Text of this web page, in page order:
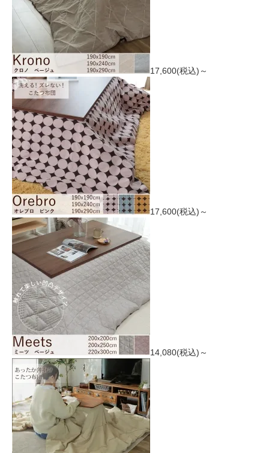
17,600(税込)～
17,600(税込)～
14,080(税込)～